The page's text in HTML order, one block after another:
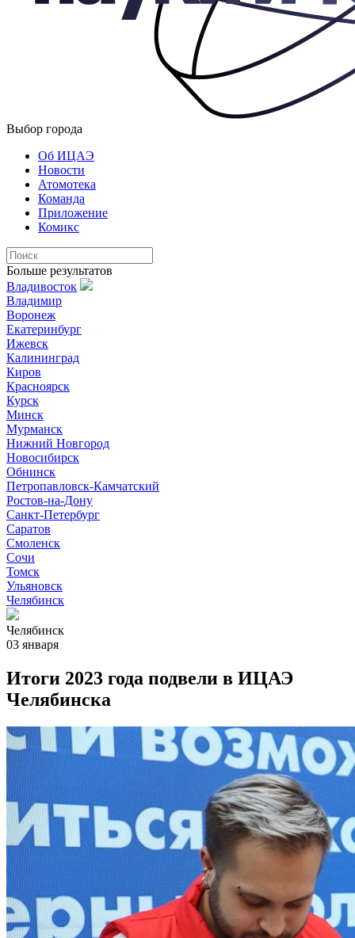
Выбор города
Об ИЦАЭ
Новости
Атомотека
Команда
Приложение
Комикс
Больше результатов
Владивосток
Владимир
Воронеж
Екатеринбург
Ижевск
Калининград
Киров
Красноярск
Курск
Минск
Мурманск
Нижний Новгород
Новосибирск
Обнинск
Петропавловск-Камчатский
Ростов-на-Дону
Санкт-Петербург
Саратов
Смоленск
Сочи
Томск
Ульяновск
Челябинск
Челябинск
03 января
Итоги 2023 года подвели в ИЦАЭ
Челябинска